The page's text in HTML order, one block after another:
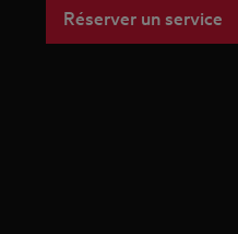
Réserver un service